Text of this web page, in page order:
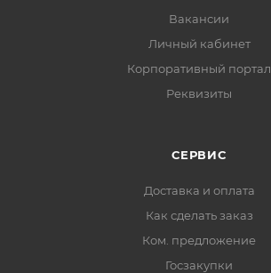
Вакансии
Личный кабинет
Корпоративный портал
Реквизиты
СЕРВИС
Доставка и оплата
Как сделать заказ
Ком. предложение
Госзакупки